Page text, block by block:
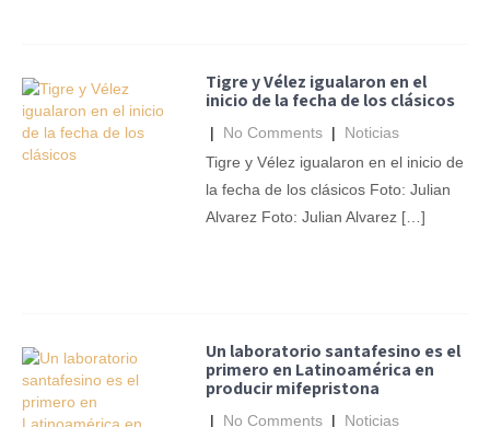
Tigre y Vélez igualaron en el
inicio de la fecha de los clásicos
| No Comments | Noticias
Tigre y Vélez igualaron en el inicio de
la fecha de los clásicos Foto: Julian
Alvarez Foto: Julian Alvarez […]
Un laboratorio santafesino es el
primero en Latinoamérica en
producir mifepristona
| No Comments | Noticias